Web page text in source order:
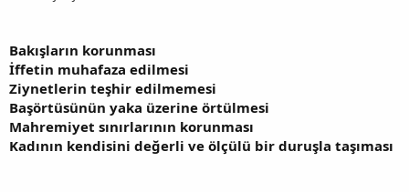
Bakışların korunması
İffetin muhafaza edilmesi
Ziynetlerin teşhir edilmemesi
Başörtüsünün yaka üzerine örtülmesi
Mahremiyet sınırlarının korunması
Kadının kendisini değerli ve ölçülü bir duruşla taşıması